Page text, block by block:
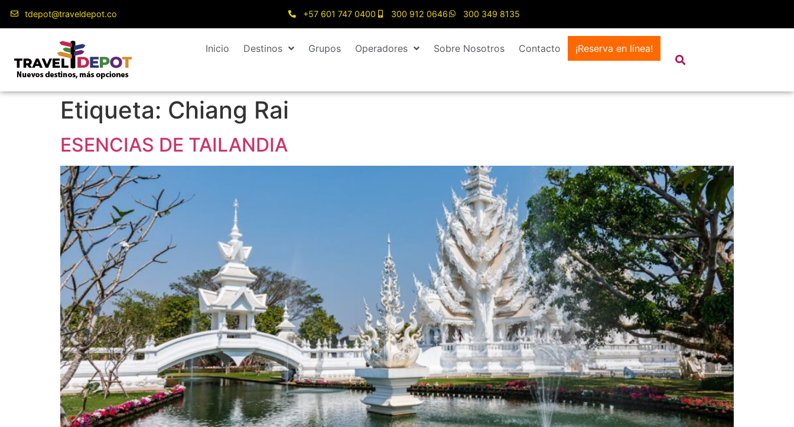
tdepot@traveldepot.co +57 601 747 0400 300 912 0646 300 349 8135
Inicio Destinos Grupos Operadores Sobre Nosotros Contacto ¡Reserva en línea!
Etiqueta: Chiang Rai
ESENCIAS DE TAILANDIA